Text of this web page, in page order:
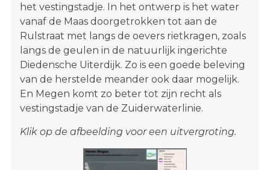
het vestingstadje. In het ontwerp is het water
vanaf de Maas doorgetrokken tot aan de
Rulstraat met langs de oevers rietkragen, zoals
langs de geulen in de natuurlijk ingerichte
Diedensche Uiterdijk. Zo is een goede beleving
van de herstelde meander ook daar mogelijk.
En Megen komt zo beter tot zijn recht als
vestingstadje van de Zuiderwaterlinie.
Klik op de afbeelding voor een uitvergroting.